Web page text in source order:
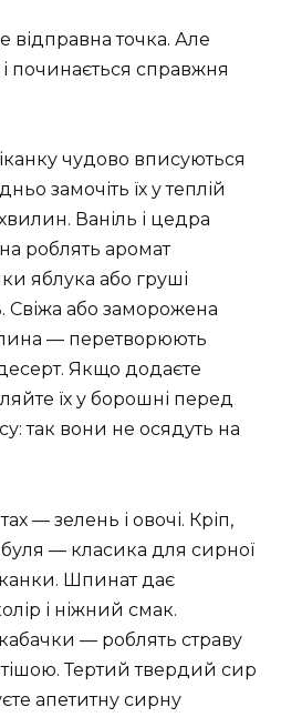
точка. Але
починається справжня
чудово вписуються
замочіть їх у теплій
Ваніль і цедра
роблять аромат
яблука або груші
Свіжа або заморожена
— перетворюють
Якщо додаєте
їх у борошні перед
так вони не осядуть на
— зелень і овочі. Кріп,
— класика для сирної
Шпинат дає
і ніжний смак.
— роблять страву
Тертий твердий сир
апетитну сирну